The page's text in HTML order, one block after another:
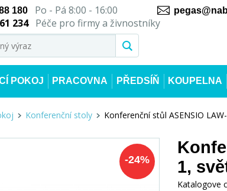
180Po - Pá 8:00 - 16:00
234
Péče pro firmy a živnostníky
POKOJ PRACOVNA PŘEDSÍŇ KOUPELNA
Konferenční stoly Konferenční stůl ASENSIO
-24%
1,
Katalogove